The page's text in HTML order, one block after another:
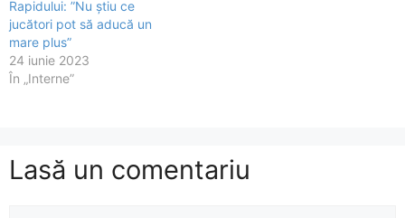
Rapidului: ”Nu știu ce
jucători pot să aducă un
mare plus”
24 iunie 2023
În „Interne”
Lasă un comentariu